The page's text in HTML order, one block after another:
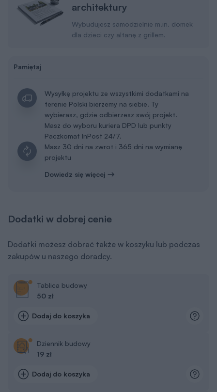
architektury
Wybudujesz samodzielnie m.in. domek
dla dzieci czy altanę z grillem.
Pamiętaj
Wysyłkę projektu ze wszystkimi dodatkami na
terenie Polski bierzemy na siebie. Ty
wybierasz, gdzie odbierzesz swój projekt.
Masz do wyboru kuriera DPD lub punkty
Paczkomat InPost 24/7.
Masz 30 dni na zwrot i 365 dni na wymianę
projektu
Dowiedz się więcej
Dodatki w dobrej cenie
Dodatki możesz dobrać także w koszyku lub podczas
zakupów u naszego doradcy.
Tablica budowy
50 zł
Dodaj do koszyka
Dziennik budowy
19 zł
Dodaj do koszyka